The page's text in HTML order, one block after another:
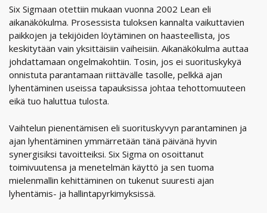
Six Sigmaan otettiin mukaan vuonna 2002 Lean eli
aikanäkökulma. Prosessista tuloksen kannalta vaikuttavien
paikkojen ja tekijöiden löytäminen on haasteellista, jos
keskitytään vain yksittäisiin vaiheisiin. Aikanäkökulma auttaa
johdattamaan ongelmakohtiin. Tosin, jos ei suorituskykyä
onnistuta parantamaan riittävälle tasolle, pelkkä ajan
lyhentäminen useissa tapauksissa johtaa tehottomuuteen
eikä tuo haluttua tulosta.
Vaihtelun pienentämisen eli suorituskyvyn parantaminen ja
ajan lyhentäminen ymmärretään tänä päivänä hyvin
synergisiksi tavoitteiksi. Six Sigma on osoittanut
toimivuutensa ja menetelmän käyttö ja sen tuoma
mielenmallin kehittäminen on tukenut suuresti ajan
lyhentämis- ja hallintapyrkimyksissä.